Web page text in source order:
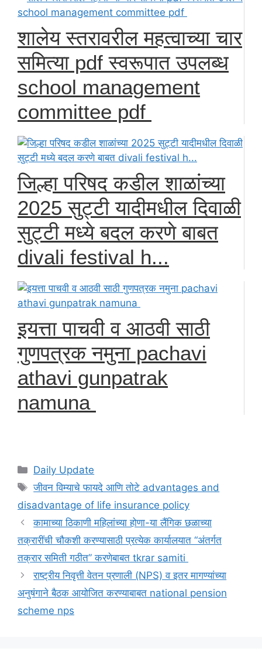
शालेय स्तरावरील महत्वाच्या चार
समित्या pdf स्वरूपात उपलब्ध
school management
committee pdf
जिल्हा परिषद कडील शाळांच्या
2025 सुट्टी यादीमधील दिवाळी
सुट्टी मध्ये बदल करणे बाबत
divali festival h...
इयत्ता पाचवी व आठवी साठी
गुणपत्रक नमुना pachavi
athavi gunpatrak
namuna
Categories
Daily Update
Tags
जीवन विम्याचे फायदे आणि तोटे advantages and
disadvantage of life insurance policy
कामाच्या ठिकाणी महिलांच्या होणा-या लैंगिक छळाच्या
तक्रारींची चौकशी करण्यासाठी प्रत्येक कार्यालयात “अंतर्गत
तक्रार समिती गठीत” करणेबाबत tkrar samiti
राष्ट्रीय निवृत्ती वेतन प्रणाली (NPS) व इतर मागण्यांच्या
अनुषंगाने बैठक आयोजित करण्याबाबत national pension
scheme nps